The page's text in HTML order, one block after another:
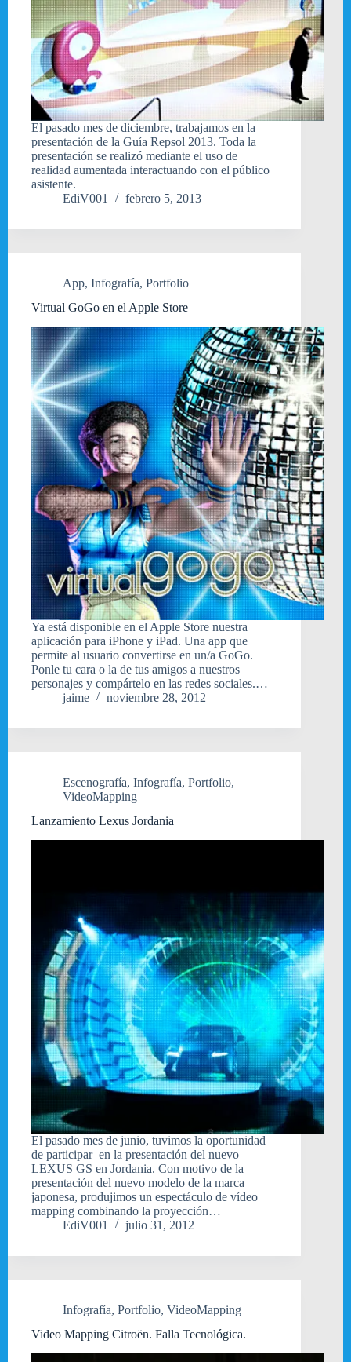
El pasado mes de diciembre, trabajamos en la
presentación de la Guía Repsol 2013. Toda la
presentación se realizó mediante el uso de
realidad aumentada interactuando con el público
asistente.
EdiV001
febrero 5, 2013
App, Infografía, Portfolio
Virtual GoGo en el Apple Store
Ya está disponible en el Apple Store nuestra
aplicación para iPhone y iPad. Una app que
permite al usuario convertirse en un/a GoGo.
Ponle tu cara o la de tus amigos a nuestros
personajes y compártelo en las redes sociales.…
jaime
noviembre 28, 2012
Escenografía, Infografía, Portfolio,
VideoMapping
Lanzamiento Lexus Jordania
El pasado mes de junio, tuvimos la oportunidad
de participar en la presentación del nuevo
LEXUS GS en Jordania. Con motivo de la
presentación del nuevo modelo de la marca
japonesa, produjimos un espectáculo de vídeo
mapping combinando la proyección…
EdiV001
julio 31, 2012
Infografía, Portfolio, VideoMapping
Video Mapping Citroën. Falla Tecnológica.